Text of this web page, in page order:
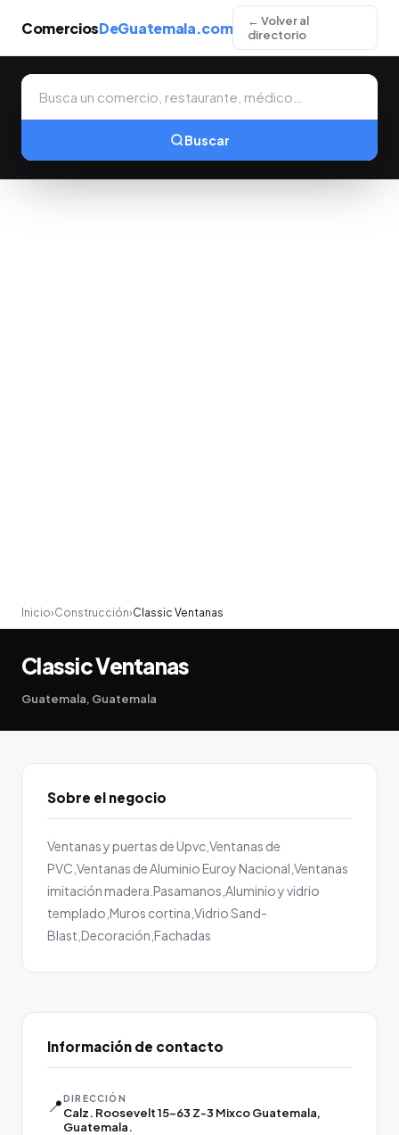
ComerciosDeGuatemala.com
← Volver al
directorio
Buscar
Inicio›Construcción›Classic Ventanas
Classic Ventanas
Guatemala, Guatemala
Sobre el negocio
Ventanas y puertas de Upvc,Ventanas de
PVC,Ventanas de Aluminio Euroy Nacional,Ventanas
imitación madera.Pasamanos,Aluminio y vidrio
templado,Muros cortina,Vidrio Sand-
Blast,Decoración,Fachadas
Información de contacto
📍DIRECCIÓN
Calz. Roosevelt 15-63 Z-3 Mixco Guatemala,
Guatemala.